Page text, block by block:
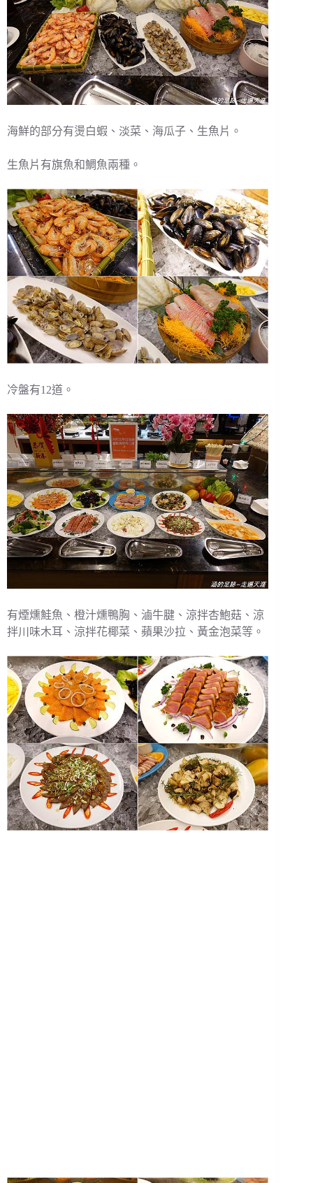
海鮮的部分有燙白蝦、淡菜、海瓜子、生魚片。
生魚片有旗魚和鯛魚兩種。
冷盤有12道。
有煙燻鮭魚、橙汁燻鴨胸、滷牛腱、涼拌杏鮑菇、涼
拌川味木耳、涼拌花椰菜、蘋果沙拉、黃金泡菜等。